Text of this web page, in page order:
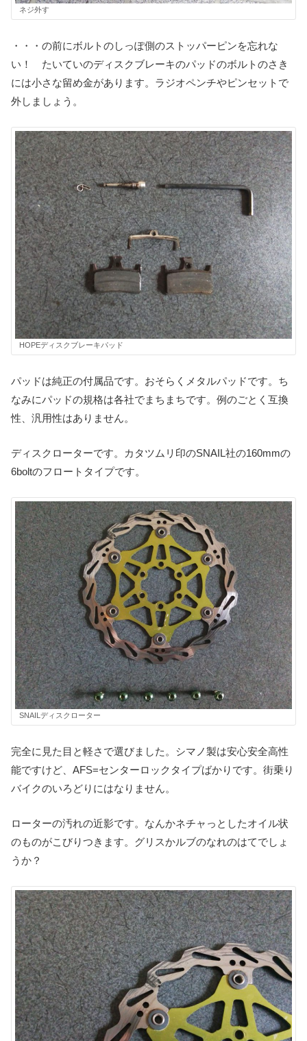
ネジ外す
・・・の前にボルトのしっぽ側のストッパーピンを忘れな
い！ たいていのディスクブレーキのパッドのボルトのさき
には小さな留め金があります。ラジオペンチやピンセットで
外しましょう。
HOPEディスクブレーキパッド
パッドは純正の付属品です。おそらくメタルパッドです。ち
なみにパッドの規格は各社でまちまちです。例のごとく互換
性、汎用性はありません。
ディスクローターです。カタツムリ印のSNAIL社の160mmの
6boltのフロートタイプです。
SNAILディスクローター
完全に見た目と軽さで選びました。シマノ製は安心安全高性
能ですけど、AFS=センターロックタイプばかりです。街乗り
バイクのいろどりにはなりません。
ローターの汚れの近影です。なんかネチャっとしたオイル状
のものがこびりつきます。グリスかルブのなれのはてでしょ
うか？